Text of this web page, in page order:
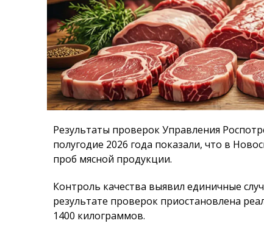
Результаты проверок Управления
полугодие 2026 года показали, что в
проб мясной продукции.
Контроль качества выявил единичные
результате проверок приостановлена
1400 килограммов.